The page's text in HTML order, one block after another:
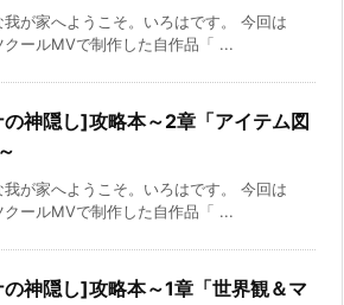
我が家へようこそ。いろはです。 今回は
クールMVで制作した自作品「 ...
神隠し]攻略本～2章「アイテム図
我が家へようこそ。いろはです。 今回は
クールMVで制作した自作品「 ...
神隠し]攻略本～1章「世界観＆マ